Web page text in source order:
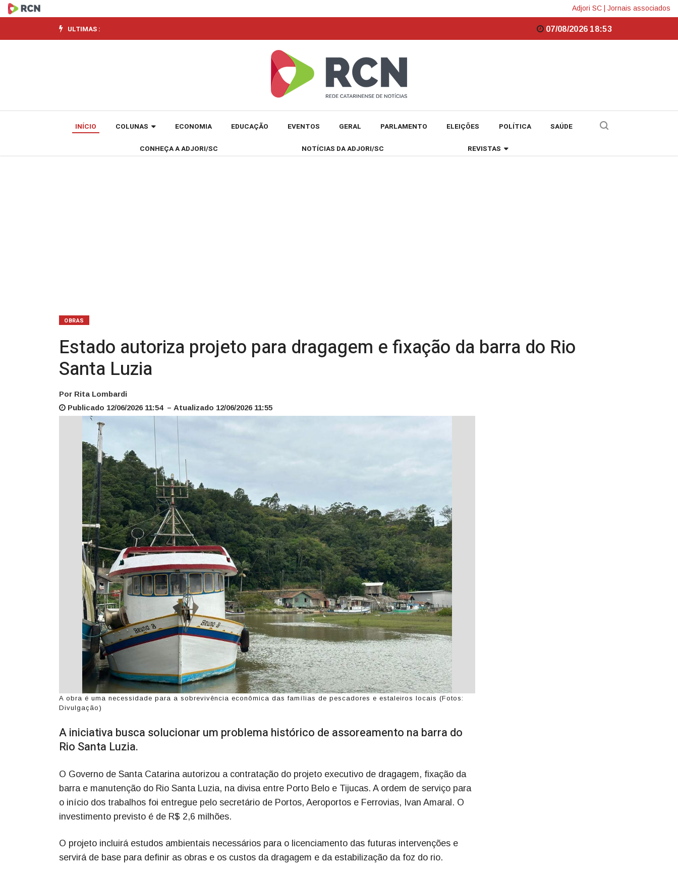
Estado
autoriza
e
Adjori SC Jornais associados
ULTIMAS : 07/08/2026 18:53
INÍCIO COLUNAS ECONOMIA EDUCAÇÃO EVENTOS GERAL PARLAMENTO ELEIÇÕES POLÍTICA SAÚDE
CONHEÇA A ADJORI/SC NOTÍCIAS DA ADJORI/SC REVISTAS
OBRAS
Estado autoriza projeto para dragagem e fixação da barra do Rio
Santa Luzia
Por Rita Lombardi
Publicado 12/06/2026 11:54 – Atualizado 12/06/2026 11:55
A obra é uma necessidade para a sobrevivência econômica das famílias de pescadores e estaleiros locais (Fotos:
Divulgação)
A iniciativa busca solucionar um problema histórico de assoreamento na barra do
Rio Santa Luzia.
O Governo de Santa Catarina autorizou a contratação do projeto executivo de dragagem, fixação da
barra e manutenção do Rio Santa Luzia, na divisa entre Porto Belo e Tijucas. A ordem de serviço para
o início dos trabalhos foi entregue pelo secretário de Portos, Aeroportos e Ferrovias, Ivan Amaral. O
investimento previsto é de R$ 2,6 milhões.
O projeto incluirá estudos ambientais necessários para o licenciamento das futuras intervenções e
servirá de base para definir as obras e os custos da dragagem e da estabilização da foz do rio.